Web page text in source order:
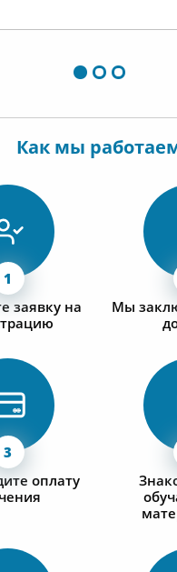
Как мы
заявку на
Мы
оплату